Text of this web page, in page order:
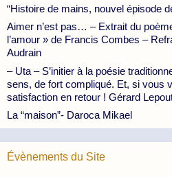
“Histoire de mains, nouvel épisode
Aimer n’est pas… – Extrait du
l’amour » de Francis Combes –
Audrain
– Uta – S’initier à la poésie
sens, de fort compliqué. Et, si vous
satisfaction en retour ! Gérard
La “maison”- Daroca Mikael
Évènements du Site